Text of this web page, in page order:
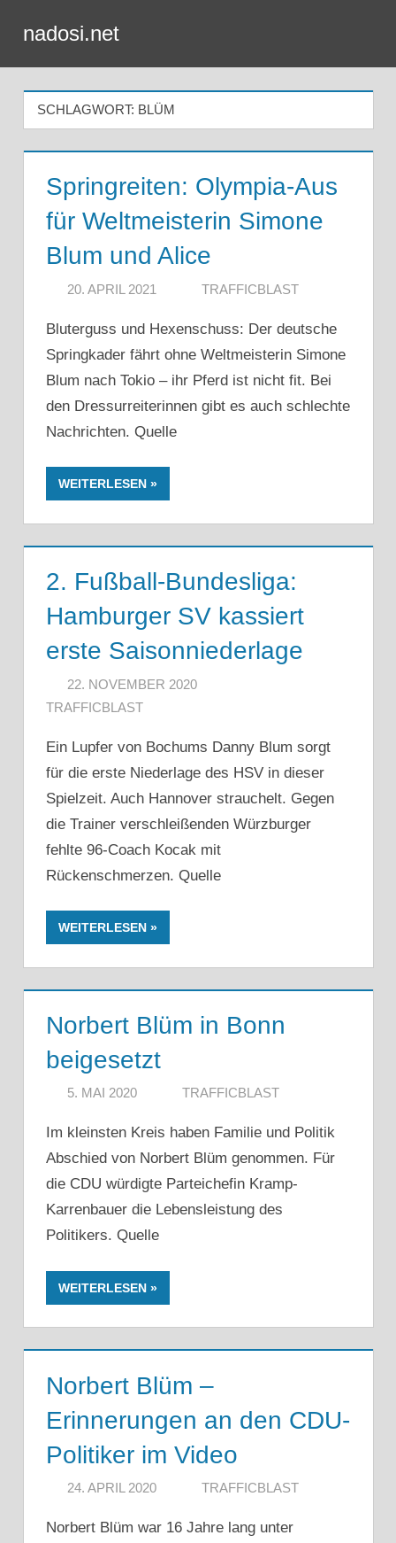
Inhalt
springen
nadosi.net
SCHLAGWORT: BLÜM
Springreiten: Olympia-Aus
für Weltmeisterin Simone
Blum und Alice
20. APRIL 2021 TRAFFICBLAST
Bluterguss und Hexenschuss: Der deutsche
Springkader fährt ohne Weltmeisterin Simone
Blum nach Tokio – ihr Pferd ist nicht fit. Bei
den Dressurreiterinnen gibt es auch schlechte
Nachrichten. Quelle
WEITERLESEN
2. Fußball-Bundesliga:
Hamburger SV kassiert
erste Saisonniederlage
22. NOVEMBER 2020
TRAFFICBLAST
Ein Lupfer von Bochums Danny Blum sorgt
für die erste Niederlage des HSV in dieser
Spielzeit. Auch Hannover strauchelt. Gegen
die Trainer verschleißenden Würzburger
fehlte 96-Coach Kocak mit
Rückenschmerzen. Quelle
WEITERLESEN
Norbert Blüm in Bonn
beigesetzt
5. MAI 2020 TRAFFICBLAST
Im kleinsten Kreis haben Familie und Politik
Abschied von Norbert Blüm genommen. Für
die CDU würdigte Parteichefin Kramp-
Karrenbauer die Lebensleistung des
Politikers. Quelle
WEITERLESEN
Norbert Blüm –
Erinnerungen an den CDU-
Politiker im Video
24. APRIL 2020 TRAFFICBLAST
Norbert Blüm war 16 Jahre lang unter